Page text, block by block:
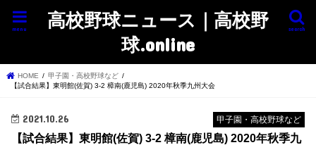
高校野球ニュース｜高校野
球.online
search
menu
HOME
甲子園・高校野球など
【試合結果】東明館(佐賀) 3-2 樟南(鹿児島) 2020年秋季九州大会
甲子園・高校野球など
2021.10.26
【試合結果】東明館(佐賀) 3-2 樟南(鹿児島) 2020年秋季九